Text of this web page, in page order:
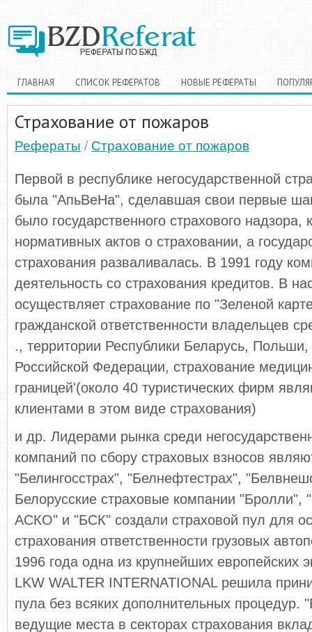
ГЛАВНАЯ СПИСОК РЕФЕРАТОВ НОВЫЕ РЕФЕРАТЫ
Страхование от пожаров
Рефераты / Страхование от пожаров
Первой в республике негосударственной
была "АпьВеНа", сделавшая свои первые
было государственного страхового надзора,
нормативных актов о страховании, а
страхования разваливалась. В 1991 году
деятельность со стра­хования кредитов. В
осуществляет страхование по "Зеленой
граждан­ской ответственности владельцев
., территории Республики Беларусь,
Российской Федерации, страхование
границей'(около 40 туристических фирм
клиентами в этом виде страхования)
и др. Лидерами рынка среди
компаний по сбору страховых взносов
"Белингосстрах", "Белнефтестрах",
Белорусские страховые компании "Бролли",
АСКО" и "БСК" создали страховой пул для
страхования ответственности грузо­вых
1996 года одна из крупней­ших европейских
LKW WALTER INTERNATIONAL решила
пула без всяких дополнительных процедур.
ведущие места в секторах страхования